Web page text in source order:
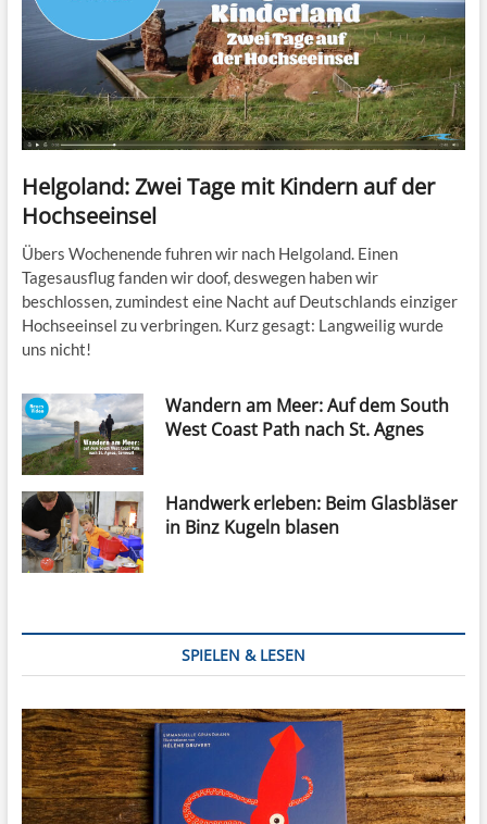
Helgoland: Zwei Tage mit Kindern auf der
Hochseeinsel
Übers Wochenende fuhren wir nach Helgoland. Einen
Tagesausflug fanden wir doof, deswegen haben wir
beschlossen, zumindest eine Nacht auf Deutschlands einziger
Hochseeinsel zu verbringen. Kurz gesagt: Langweilig wurde
uns nicht!
Wandern am Meer: Auf dem South
West Coast Path nach St. Agnes
Handwerk erleben: Beim Glasbläser
in Binz Kugeln blasen
SPIELEN & LESEN